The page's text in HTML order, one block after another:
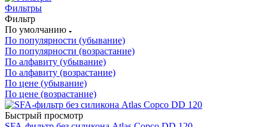
Фильтры
Фильтр
По умолчанию
По популярности (убывание)
По популярности (возрастание)
По алфавиту (убывание)
По алфавиту (возрастание)
По цене (убывание)
По цене (возрастание)
Быстрый просмотр